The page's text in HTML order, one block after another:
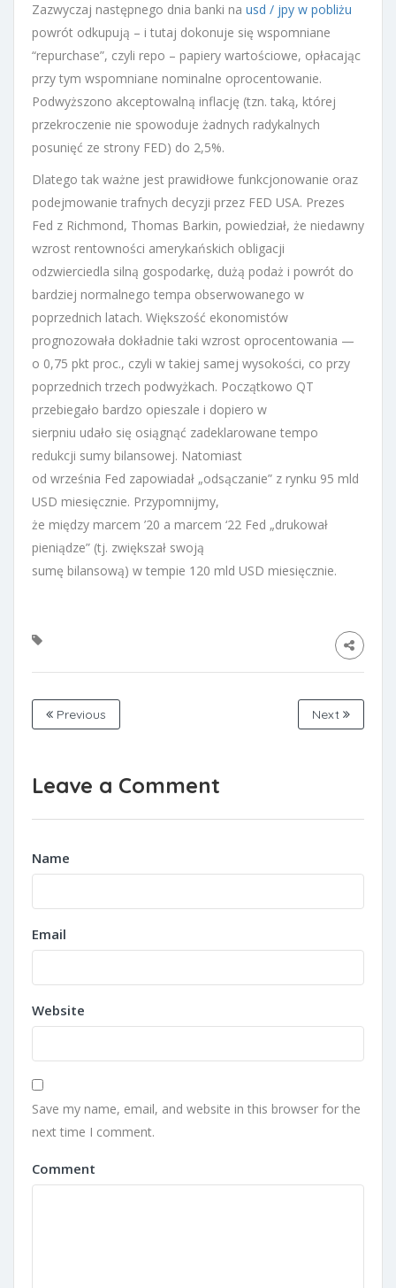
Zazwyczaj następnego dnia banki na usd / jpy w pobliżu
powrót odkupują – i tutaj dokonuje się wspomniane
“repurchase”, czyli repo – papiery wartościowe, opłacając
przy tym wspomniane nominalne oprocentowanie.
Podwyższono akceptowalną inflację (tzn. taką, której
przekroczenie nie spowoduje żadnych radykalnych
posunięć ze strony FED) do 2,5%.
Dlatego tak ważne jest prawidłowe funkcjonowanie oraz
podejmowanie trafnych decyzji przez FED USA. Prezes
Fed z Richmond, Thomas Barkin, powiedział, że niedawny
wzrost rentowności amerykańskich obligacji
odzwierciedla silną gospodarkę, dużą podaż i powrót do
bardziej normalnego tempa obserwowanego w
poprzednich latach. Większość ekonomistów
prognozowała dokładnie taki wzrost oprocentowania —
o 0,75 pkt proc., czyli w takiej samej wysokości, co przy
poprzednich trzech podwyżkach. Początkowo QT
przebiegało bardzo opieszale i dopiero w
sierpniu udało się osiągnąć zadeklarowane tempo
redukcji sumy bilansowej. Natomiast
od września Fed zapowiadał „odsączanie” z rynku 95 mld
USD miesięcznie. Przypomnijmy,
że między marcem ’20 a marcem ‘22 Fed „drukował
pieniądze” (tj. zwiększał swoją
sumę bilansową) w tempie 120 mld USD miesięcznie.
Previous Next
Leave a Comment
Name
Email
Website
Save my name, email, and website in this browser for the
next time I comment.
Comment